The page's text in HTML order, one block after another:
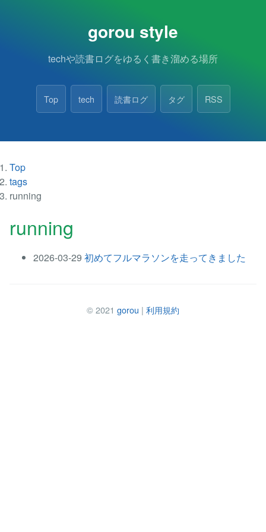
gorou style
techや読書ログをゆるく書き溜める場所
Top tech 読書ログ タグ RSS
Top
tags
running
running
2026-03-29 初めてフルマラソンを走ってきました
© 2021 gorou | 利用規約